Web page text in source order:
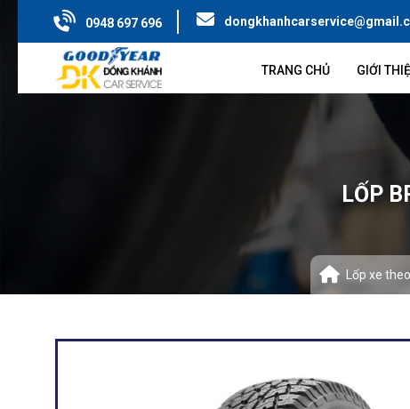
0948 697 696
TRANG CHỦ GIỚI
LỐP
Lốp xe